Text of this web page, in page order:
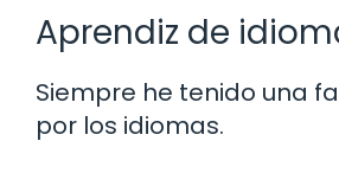
Aprendiz de
Siempre he tenido una
por los idiomas.